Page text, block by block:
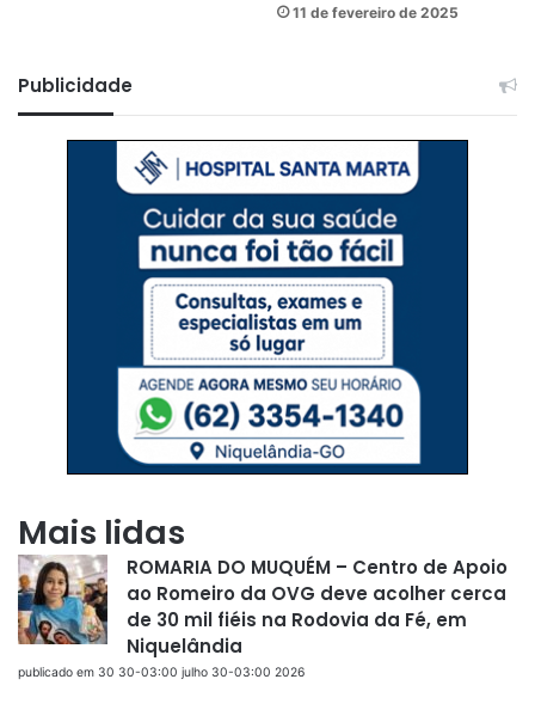
11 de fevereiro de 2025
Publicidade
Mais lidas
ROMARIA DO MUQUÉM – Centro de Apoio
ao Romeiro da OVG deve acolher cerca
de 30 mil fiéis na Rodovia da Fé, em
Niquelândia
publicado em 30 30-03:00 julho 30-03:00 2026